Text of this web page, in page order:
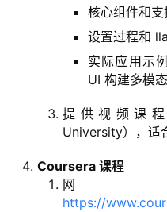
核心组件和支
设置过程和
实际应用示
UI 构建多模
提供视频课程
University），适
Coursera 课程
网
https://